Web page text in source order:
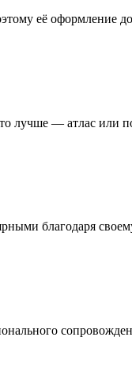
её оформление
лучше — атлас или
благодаря